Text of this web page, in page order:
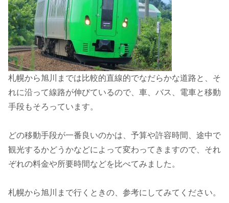
札幌から旭川までは比較的直線的でなだらかな道路と、そ
れに沿って線路が伸びているので、車、バス、電車と移動
手段もそろっています。
どの移動手段が一番良いのかは、予算や許容時間、途中で
観光するかどうかなどによって変わってきますので、それ
ぞれの料金や所要時間などを比べてみました。
札幌から旭川まで行くときの、参考にしてみてください。